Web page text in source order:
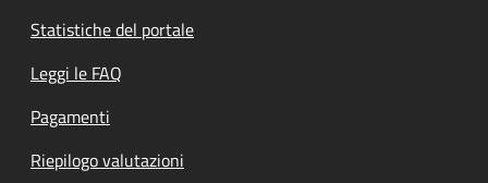
Statistiche del portale
Leggi le FAQ
Pagamenti
Riepilogo valutazioni